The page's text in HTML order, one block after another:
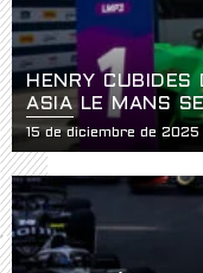
HENRY CUBIDES
ASIA LE MANS
15 de diciembre de 2025